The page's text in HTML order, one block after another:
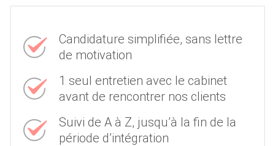
Candidature simplifiée, sans lettre
de motivation
1 seul entretien avec le cabinet
avant de rencontrer nos clients
Suivi de A à Z, jusqu’à la fin de la
période d’intégration